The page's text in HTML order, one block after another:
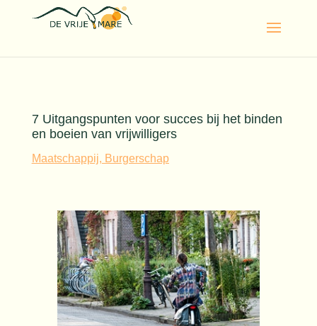
7 Uitgangspunten voor succes bij het binden
en boeien van vrijwilligers
Maatschappij, Burgerschap